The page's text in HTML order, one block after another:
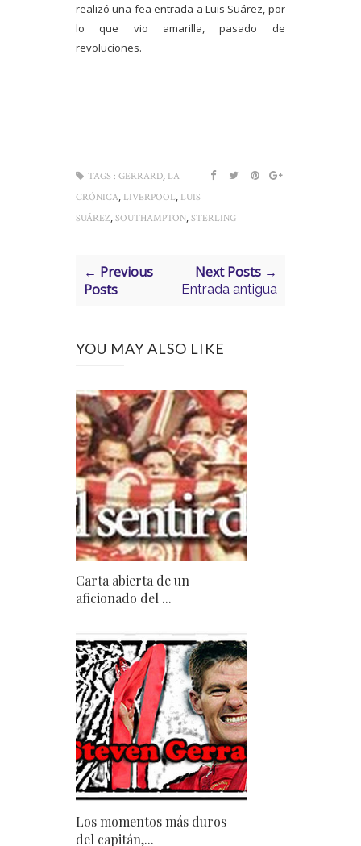
realizó una fea entrada a Luis Suárez, por
lo que vio amarilla, pasado de
revoluciones.
TAGS : GERRARD, LA
CRÓNICA, LIVERPOOL, LUIS
SUÁREZ, SOUTHAMPTON, STERLING
← Previous
Posts
Next Posts →
Entrada antigua
YOU MAY ALSO LIKE
Carta abierta de un
aficionado del ...
Los momentos más duros
del capitán,...